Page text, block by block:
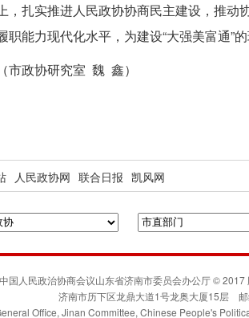
，扎实推进人民政协协商民主建设，推动
职能力现代化水平，为建设“大强美富通”
（市政协研究室 魏 鑫）
人民政协网 联合日报 凯风网
中国人民政治协商会议山东省济南市委员会办公厅 © 2017
济南市历下区龙鼎大道1号龙奥大厦15层
Office, Jinan Committee, Chinese People's